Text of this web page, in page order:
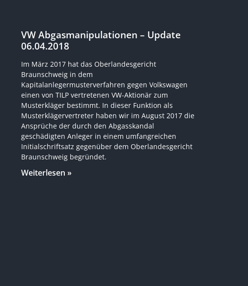
VW Abgasmanipulationen – Update
06.04.2018
Im März 2017 hat das Oberlandesgericht
Braunschweig in dem
Kapitalanlegermusterverfahren gegen Volkswagen
einen von TILP vertretenen VW-Aktionär zum
Musterkläger bestimmt. In dieser Funktion als
Musterklägervertreter haben wir im August 2017 die
Ansprüche der durch den Abgasskandal
geschädigten Anleger in einem umfangreichen
Initialschriftsatz gegenüber dem Oberlandesgericht
Braunschweig begründet.
Weiterlesen »